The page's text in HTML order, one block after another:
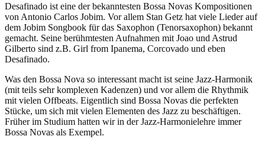
Desafinado ist eine der bekanntesten Bossa Novas Kompositionen
von Antonio Carlos Jobim. Vor allem Stan Getz hat viele Lieder auf
dem Jobim Songbook für das Saxophon (Tenorsaxophon) bekannt
gemacht. Seine berühmtesten Aufnahmen mit Joao und Astrud
Gilberto sind z.B. Girl from Ipanema, Corcovado und eben
Desafinado.
Was den Bossa Nova so interessant macht ist seine Jazz-Harmonik
(mit teils sehr komplexen Kadenzen) und vor allem die Rhythmik
mit vielen Offbeats. Eigentlich sind Bossa Novas die perfekten
Stücke, um sich mit vielen Elementen des Jazz zu beschäftigen.
Früher im Studium hatten wir in der Jazz-Harmonielehre immer
Bossa Novas als Exempel.